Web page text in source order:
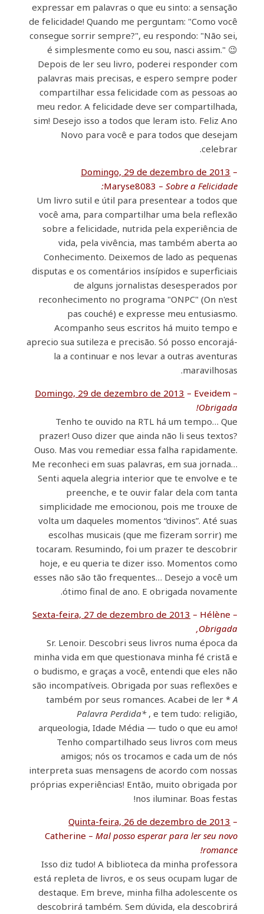
expressar em palavras o que eu sinto: a sensação
de felicidade! Quando me perguntam: "Como você
consegue sorrir sempre?", eu respondo: "Não sei,
é simplesmente como eu sou, nasci assim." 😉
Depois de ler seu livro, poderei responder com
palavras mais precisas, e espero sempre poder
compartilhar essa felicidade com as pessoas ao
meu redor. A felicidade deve ser compartilhada,
sim! Desejo isso a todos que leram isto. Feliz Ano
Novo para você e para todos que desejam
celebrar.
Domingo, 29 de dezembro de 2013 –
Maryse8083 –Sobre a Felicidade:
Um livro sutil e útil para presentear a todos que
você ama, para compartilhar uma bela reflexão
sobre a felicidade, nutrida pela experiência de
vida, pela vivência, mas também aberta ao
Conhecimento. Deixemos de lado as pequenas
disputas e os comentários insípidos e superficiais
de alguns jornalistas desesperados por
reconhecimento no programa "ONPC" (On n'est
pas couché) e expresse meu entusiasmo.
Acompanho seus escritos há muito tempo e
aprecio sua sutileza e precisão. Só posso encorajá-
la a continuar e nos levar a outras aventuras
maravilhosas.
Domingo, 29 de dezembro de 2013 – Eveidem –
Obrigada!
Tenho te ouvido na RTL há um tempo… Que
prazer! Ouso dizer que ainda não li seus textos?
Ouso. Mas vou remediar essa falha rapidamente.
Me reconheci em suas palavras, em sua jornada…
Senti aquela alegria interior que te envolve e te
preenche, e te ouvir falar dela com tanta
simplicidade me emocionou, pois me trouxe de
volta um daqueles momentos “divinos”. Até suas
escolhas musicais (que me fizeram sorrir) me
tocaram. Resumindo, foi um prazer te descobrir
hoje, e eu queria te dizer isso. Momentos como
esses não são tão frequentes… Desejo a você um
ótimo final de ano. E obrigada novamente.
Sexta-feira, 27 de dezembro de 2013 – Hélène –
Obrigada,
Sr. Lenoir. Descobri seus livros numa época da
minha vida em que questionava minha fé cristã e
o budismo, e graças a você, entendi que eles não
são incompatíveis. Obrigada por suas reflexões e
também por seus romances. Acabei de ler *A
Palavra Perdida*, e tem tudo: religião,
arqueologia, Idade Média — tudo o que eu amo!
Tenho compartilhado seus livros com meus
amigos; nós os trocamos e cada um de nós
interpreta suas mensagens de acordo com nossas
próprias experiências! Então, muito obrigada por
nos iluminar. Boas festas!
Quinta-feira, 26 de dezembro de 2013 –
Catherine –Mal posso esperar para ler seu novo
romance!
Isso diz tudo! A biblioteca da minha professora
está repleta de livros, e os seus ocupam lugar de
destaque. Em breve, minha filha adolescente os
descobrirá também. Sem dúvida, ela descobrirá